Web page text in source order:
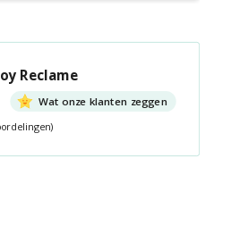
Reclame
Wat onze klanten zeggen